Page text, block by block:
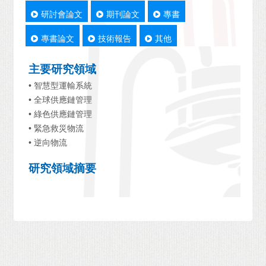
研討會論文 期刊論文 專書
專書論文 技術報告 其他
主要研究領域
• 智慧型運輸系統
• 全球供應鏈管理
• 綠色供應鏈管理
• 緊急救災物流
• 逆向物流
研究領域摘要